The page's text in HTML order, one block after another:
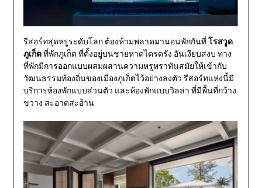
รีสอร์ทสุดหรูระดับโลก ต้องห้ามพลาดมานอนพักกันที่โรสวูด
ภูเก็ตที่พักภูเก็ต ที่ตั้งอยู่บนชายหาดไตรตรัง อันเงียบสงบ ทาง
ที่พักมีการออกแบบผสมผสานความหรูหราทันสมัยให้เข้ากับ
วัฒนธรรมท้องถิ่นของเมืองภูเก็ตไว้อย่างลงตัว รีสอร์ทแห่งนี้มี
บริการห้องพักแบบส่วนตัว และห้องพักแบบวิลล่า ที่มีพื้นที่กว้าง
ขวาง สะอาดสะอ้าน